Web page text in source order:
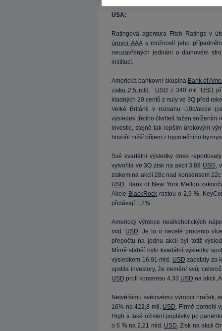
USA:
Ratingová agentura Fitch Ratings v
úrovni AAAs možností jeho
neuzavřených jednání o dluhovém
institucí.
Americká bankovní skupina Bank of
zisku 2,5 mld.
USD z 340 mil. USD
kladných 20 centů z nuly ve 3Q před
Velké Británii v rozsahu -10c/akcie
výsledek třetího čtvrtletí tažen snížením
investic, stejně tak lepším úrokovým
hovořil nižší příjem z hypotečního
Své kvartální výsledky dnes
vytvořila ve 3Q zisk na akcii 3,88 USD,
ziskem na akcii 28c nad konsensem
USD. Bank of New York Mellon
Akcie BlackRockrostou o 2,9 %,
přidávají 1,2%.
Americký výrobce nealkoholických
mld. USD. Je to o necelé procento
přepočtu na jednu akcii byl totiž
Mírně slabší bylo kvartální výsledky
výsledkem 16,91 mld. USD zaostaly za
ujistila investory, že nemění svůj
USD proti konsensu 4,33 USD na akcii.
Největšímu světovému výrobci hraček,
16% na 422,8 mil. USD. Firmě pomohl
High a také oživení poptávky po
o 6 % na 2,21 mld. USD. Zisk na akcii